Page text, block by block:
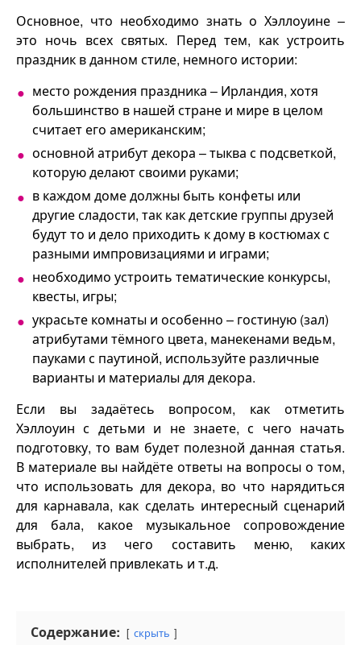
Основное, что необходимо знать о Хэллоуине –
это ночь всех святых. Перед тем, как устроить
праздник в данном стиле, немного истории:
место рождения праздника – Ирландия, хотя
большинство в нашей стране и мире в целом
считает его американским;
основной атрибут декора – тыква с подсветкой,
которую делают своими руками;
в каждом доме должны быть конфеты или
другие сладости, так как детские группы друзей
будут то и дело приходить к дому в костюмах с
разными импровизациями и играми;
необходимо устроить тематические конкурсы,
квесты, игры;
украсьте комнаты и особенно – гостиную (зал)
атрибутами тёмного цвета, манекенами ведьм,
пауками с паутиной, используйте различные
варианты и материалы для декора.
Если вы задаётесь вопросом, как отметить
Хэллоуин с детьми и не знаете, с чего начать
подготовку, то вам будет полезной данная статья.
В материале вы найдёте ответы на вопросы о том,
что использовать для декора, во что нарядиться
для карнавала, как сделать интересный сценарий
для бала, какое музыкальное сопровождение
выбрать, из чего составить меню, каких
исполнителей привлекать и т.д.
Содержание: скрыть